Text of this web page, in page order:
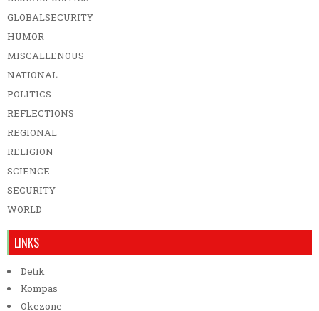
GLOBALSECURITY
HUMOR
MISCALLENOUS
NATIONAL
POLITICS
REFLECTIONS
REGIONAL
RELIGION
SCIENCE
SECURITY
WORLD
LINKS
Detik
Kompas
Okezone